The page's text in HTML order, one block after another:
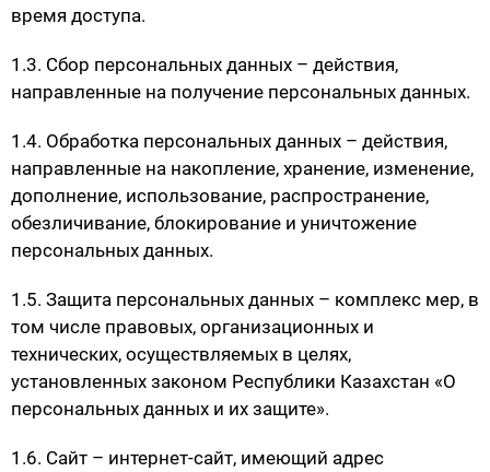
время доступа.
1.3. Сбор персональных данных – действия,
направленные на получение персональных данных.
1.4. Обработка персональных данных – действия,
направленные на накопление, хранение, изменение,
дополнение, использование, распространение,
обезличивание, блокирование и уничтожение
персональных данных.
1.5. Защита персональных данных – комплекс мер, в
том числе правовых, организационных и
технических, осуществляемых в целях,
установленных законом Республики Казахстан «О
персональных данных и их защите».
1.6. Сайт – интернет-сайт, имеющий адрес